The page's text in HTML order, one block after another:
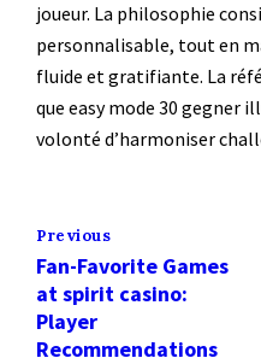
joueur. La philosophie
personnalisable, tout en
fluide et gratifiante. La
que easy mode 30
volonté d’harmoniser
Previous
Fan-Favorite Games
at spirit casino:
Player
Recommendations